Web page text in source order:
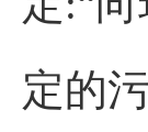
定的